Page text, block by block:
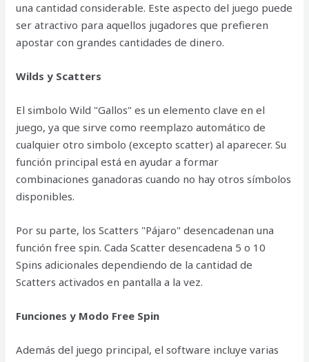
una cantidad considerable. Este aspecto del juego puede
ser atractivo para aquellos jugadores que prefieren
apostar con grandes cantidades de dinero.
Wilds y Scatters
El simbolo Wild "Gallos" es un elemento clave en el
juego, ya que sirve como reemplazo automático de
cualquier otro simbolo (excepto scatter) al aparecer. Su
función principal está en ayudar a formar
combinaciones ganadoras cuando no hay otros símbolos
disponibles.
Por su parte, los Scatters "Pájaro" desencadenan una
función free spin. Cada Scatter desencadena 5 o 10
Spins adicionales dependiendo de la cantidad de
Scatters activados en pantalla a la vez.
Funciones y Modo Free Spin
Además del juego principal, el software incluye varias